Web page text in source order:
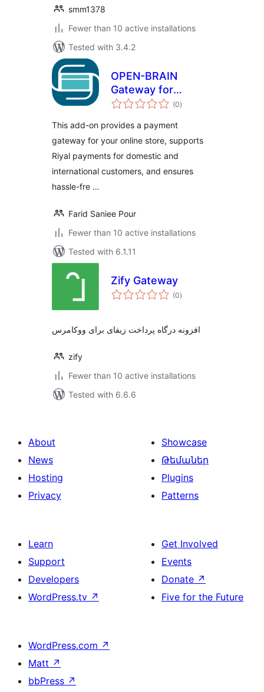
smm1378
Fewer than 10 active installations
Tested with 3.4.2
OPEN-BRAIN
Gateway for
WooCommerce
(0total
ratings
)
This add-on provides a payment
gateway for your online store, supports
Riyal payments for domestic and
international customers, and ensures
hassle-fre …
Farid Saniee Pour
Fewer than 10 active installations
Tested with 6.1.11
Zify Gateway
(0total
ratings
)
افزونه درگاه پرداخت زیفای برای ووکامرس
zify
Fewer than 10 active installations
Tested with 6.6.6
About
News
Hosting
Privacy
Showcase
Թեմաներ
Plugins
Patterns
Learn
Support
Developers
WordPress.tv ↗
Get Involved
Events
Donate ↗
Five for the Future
WordPress.com ↗
Matt ↗
bbPress ↗